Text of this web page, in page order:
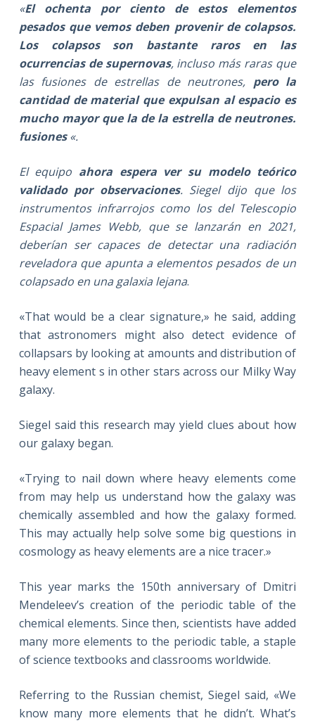
«El ochenta por ciento de estos elementos
pesados que vemos deben provenir de colapsos.
Los colapsos son bastante raros en las
ocurrencias de supernovas, incluso más raras que
las fusiones de estrellas de neutrones, pero la
cantidad de material que expulsan al espacio es
mucho mayor que la de la estrella de neutrones.
fusiones«.
El equipo ahora espera ver su modelo teórico
validado por observaciones. Siegel dijo que los
instrumentos infrarrojos como los del Telescopio
Espacial James Webb, que se lanzarán en 2021,
deberían ser capaces de detectar una radiación
reveladora que apunta a elementos pesados de un
colapsado en una galaxia lejana.
«That would be a clear signature,» he said, adding
that astronomers might also detect evidence of
collapsars by looking at amounts and distribution of
heavy element s in other stars across our Milky Way
galaxy.
Siegel said this research may yield clues about how
our galaxy began.
«Trying to nail down where heavy elements come
from may help us understand how the galaxy was
chemically assembled and how the galaxy formed.
This may actually help solve some big questions in
cosmology as heavy elements are a nice tracer.»
This year marks the 150th anniversary of Dmitri
Mendeleev’s creation of the periodic table of the
chemical elements. Since then, scientists have added
many more elements to the periodic table, a staple
of science textbooks and classrooms worldwide.
Referring to the Russian chemist, Siegel said, «We
know many more elements that he didn’t. What’s